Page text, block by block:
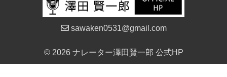
sawaken0531@gmail.com
© 2026 ナレーター澤田賢一郎 公式HP